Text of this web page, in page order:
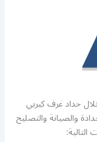
حداد غرف كيربي
والصيانة والتصليح